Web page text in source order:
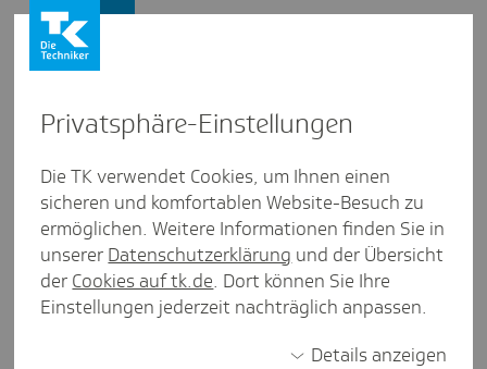
Pati­en­ten­si­cher­heit in Hessen:
"Wir werden durchaus benei­
det"
Artikel aus Hessen
Presse und Politik Patientensicherheit
Privat­sphäre-Einstel­lungen
Die TK verwendet Cookies, um Ihnen einen
sicheren und komfortablen Website-Besuch zu
ermöglichen. Weitere Informationen finden Sie in
unserer Datenschutzerklärung und der Übersicht
der Cookies auf tk.de. Dort können Sie Ihre
Einstellungen jederzeit nachträglich anpassen.
Details anzeigen